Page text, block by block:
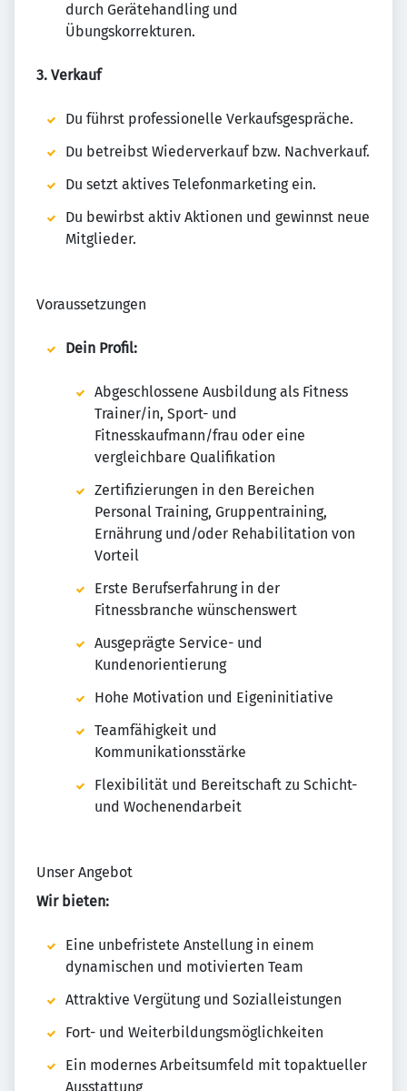
durch Gerätehandling und
Übungskorrekturen.
3. Verkauf
Du führst professionelle Verkaufsgespräche.
Du betreibst Wiederverkauf bzw. Nachverkauf.
Du setzt aktives Telefonmarketing ein.
Du bewirbst aktiv Aktionen und gewinnst neue
Mitglieder.
Voraussetzungen
Dein Profil:
Abgeschlossene Ausbildung als Fitness
Trainer/in, Sport- und
Fitnesskaufmann/frau oder eine
vergleichbare Qualifikation
Zertifizierungen in den Bereichen
Personal Training, Gruppentraining,
Ernährung und/oder Rehabilitation von
Vorteil
Erste Berufserfahrung in der
Fitnessbranche wünschenswert
Ausgeprägte Service- und
Kundenorientierung
Hohe Motivation und Eigeninitiative
Teamfähigkeit und
Kommunikationsstärke
Flexibilität und Bereitschaft zu Schicht-
und Wochenendarbeit
Unser Angebot
Wir bieten:
Eine unbefristete Anstellung in einem
dynamischen und motivierten Team
Attraktive Vergütung und Sozialleistungen
Fort- und Weiterbildungsmöglichkeiten
Ein modernes Arbeitsumfeld mit topaktueller
Ausstattung